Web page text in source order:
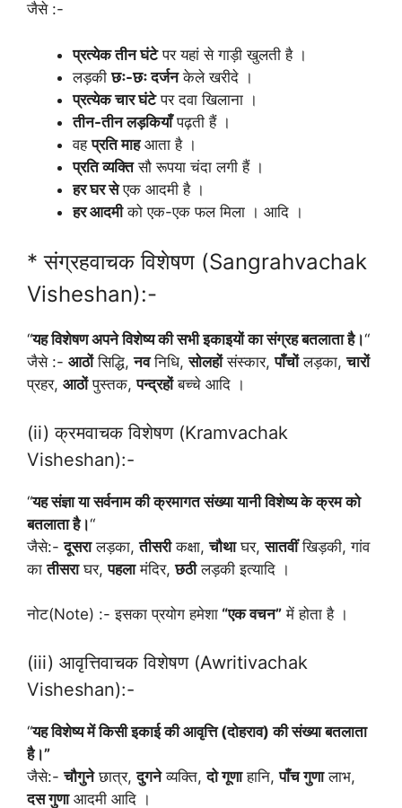
जैसे :-
प्रत्येक तीन घंटेपर यहां से गाड़ी खुलती है ।
लड़कीछः-छः दर्जनकेले खरीदे ।
प्रत्येक चार घंटेपर दवा खिलाना ।
तीन-तीन लड़कियाँपढ़ती हैं ।
वहप्रति माहआता है ।
प्रति व्यक्तिसौ रूपया चंदा लगी हैं ।
हर घर सेएक आदमी है ।
हर आदमीको एक-एक फल मिला । आदि ।
* संग्रहवाचक विशेषण (Sangrahvachak
Visheshan):-
“यह विशेषण अपने विशेष्य की सभी इकाइयों का संग्रह बतलाता है।“
जैसे :- आठोंसिद्धि,नवनिधि,सोलहोंसंस्कार,पाँचोंलड़का,चारों
प्रहर, आठोंपुस्तक,पन्द्रहोंबच्चे आदि ।
(ii) क्रमवाचक विशेषण (Kramvachak
Visheshan):-
“यह संज्ञा या सर्वनाम की क्रमागत संख्या यानी विशेष्य के क्रम को
बतलाता है।“
जैसे:-दूसरालड़का,तीसरीकक्षा,चौथाघर,सातवींखिड़की, गांव
कातीसराघर,पहलामंदिर,छठीलड़की इत्यादि ।
नोट(Note) :- इसका प्रयोग हमेशा “एक वचन” में होता है ।
(iii) आवृत्तिवाचक विशेषण (Awritivachak
Visheshan):-
“यह विशेष्य में किसी इकाई की आवृत्ति (दोहराव) की संख्या बतलाता
है।”
जैसे:-चौगुनेछात्र,दुगनेव्यक्ति,दो गूणाहानि,पाँच गुणालाभ,
दस गुणाआदमी आदि ।